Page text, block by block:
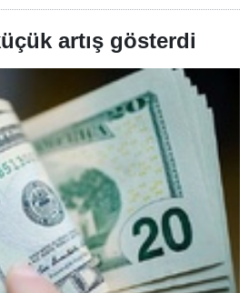
artış gösterdi